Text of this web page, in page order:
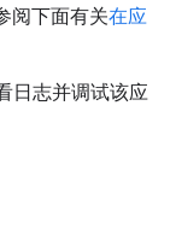
阅下面有关在应
日志并调试该应